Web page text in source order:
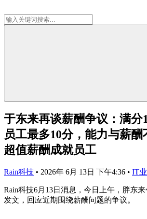
于东来再谈薪酬争议：满分
员工最多10分，能力与薪酬
超值薪酬成就员工
Rain科技 • 2026年 6月 13日 下午4:36 • IT
Rain科技6月13日消息，今日上午，胖东来
发文，回应近期围绕薪酬问题的争议。